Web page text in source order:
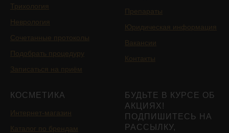
Трихология
Неврология
Сочетанные протоколы
Подобрать процедуру
Записаться на приём
Препараты
Юридическая информация
Вакансии
Контакты
КОСМЕТИКА
Интернет-магазин
Каталог по брендам
БУДЬТЕ В КУРСЕ ОБ
АКЦИЯХ!
ПОДПИШИТЕСЬ НА
РАССЫЛКУ,